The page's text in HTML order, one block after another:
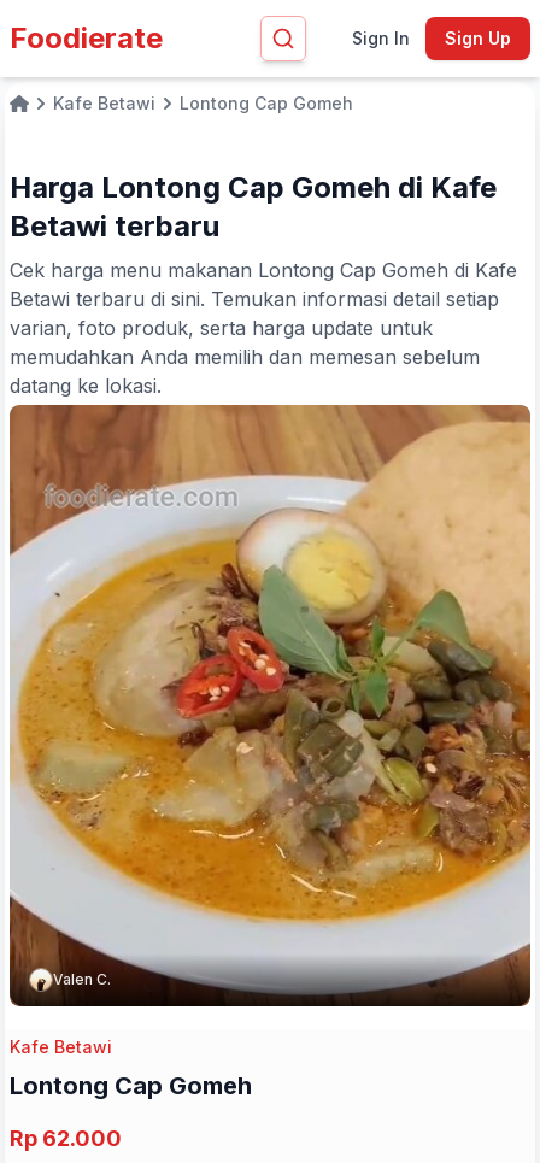
Foodierate Sign In Sign Up
HomeKafe Betawi Lontong Cap Gomeh
Harga Lontong Cap Gomeh di Kafe
Betawi terbaru
Cek harga menu makanan Lontong Cap Gomeh di Kafe
Betawi terbaru di sini. Temukan informasi detail setiap
varian, foto produk, serta harga update untuk
memudahkan Anda memilih dan memesan sebelum
datang ke lokasi.
Valen C.
Kafe Betawi
Lontong Cap Gomeh
Rp 62.000